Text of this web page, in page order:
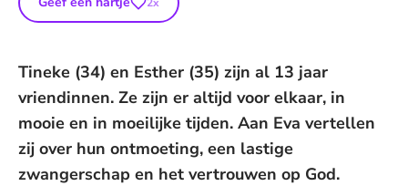
Tineke (34) en Esther (35) zijn al 13 jaar
vriendinnen. Ze zijn er altijd voor elkaar, in
mooie en in moeilijke tijden. Aan Eva vertellen
zij over hun ontmoeting, een lastige
zwangerschap en het vertrouwen op God.